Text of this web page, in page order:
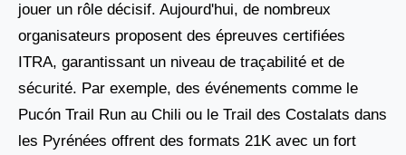
jouer un rôle décisif. Aujourd'hui, de nombreux
organisateurs proposent des épreuves certifiées
ITRA, garantissant un niveau de traçabilité et de
sécurité. Par exemple, des événements comme le
Pucón Trail Run au Chili ou le Trail des Costalats dans
les Pyrénées offrent des formats 21K avec un fort